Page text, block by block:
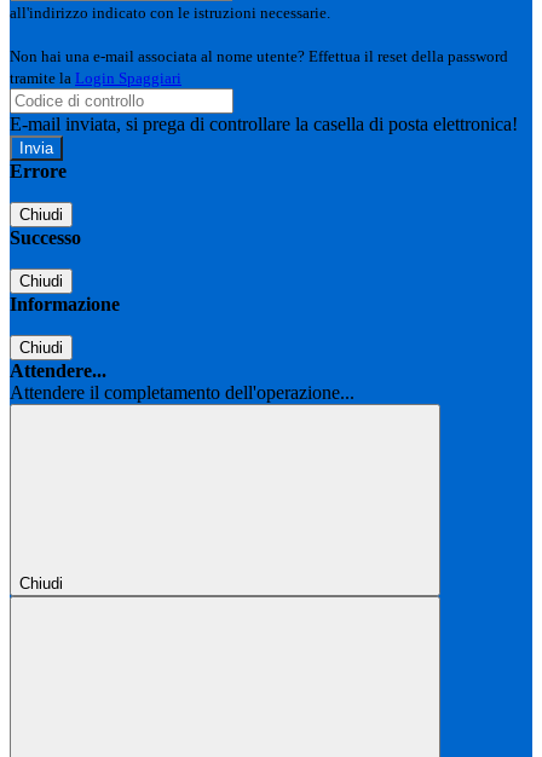
all'indirizzo indicato con le istruzioni necessarie.
Non hai una e-mail associata al nome utente? Effettua il reset della password
tramite la Login Spaggiari
E-mail inviata, si prega di controllare la casella di posta elettronica!
Errore
Chiudi
Successo
Chiudi
Informazione
Chiudi
Attendere...
Attendere il completamento dell'operazione...
Chiudi